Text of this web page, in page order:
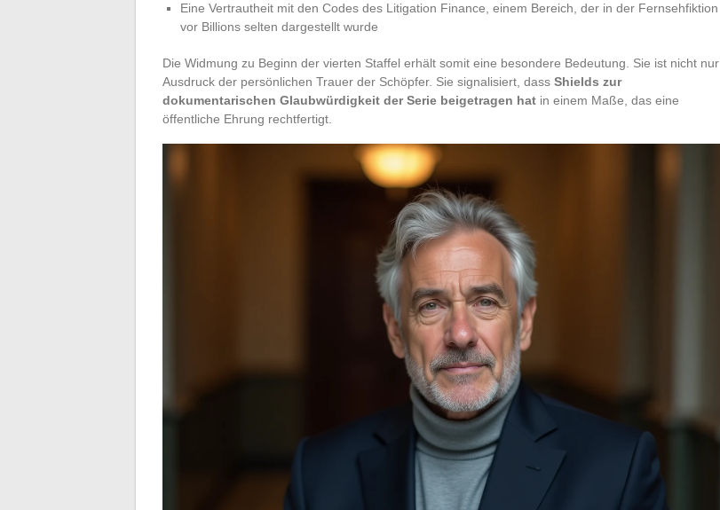
Eine Vertrautheit mit den Codes des Litigation Finance, einem Bereich, der in der Fernsehfiktion
vor Billions selten dargestellt wurde
Die Widmung zu Beginn der vierten Staffel erhält somit eine besondere Bedeutung. Sie ist nicht nur
Ausdruck der persönlichen Trauer der Schöpfer. Sie signalisiert, dass Shields zur
dokumentarischen Glaubwürdigkeit der Serie beigetragen hat in einem Maße, das eine
öffentliche Ehrung rechtfertigt.